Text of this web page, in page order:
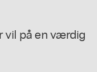
vil på en værdig